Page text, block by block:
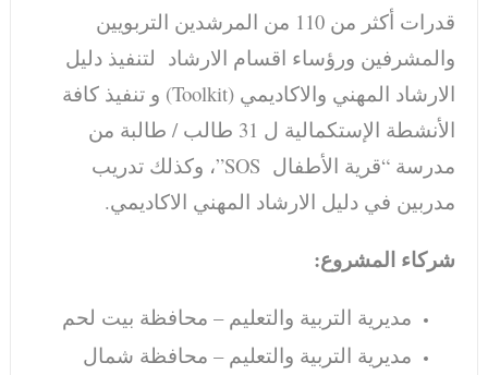
قدرات أكثر من 110 من المرشدين التربويين
والمشرفين ورؤساء اقسام الارشاد لتنفيذ دليل
الارشاد المهني والاكاديمي (Toolkit) و تنفيذ كافة
الأنشطة الإستكمالية ل 31 طالب / طالبة من
مدرسة “قرية الأطفال SOS”، وكذلك تدريب
مدربين في دليل الارشاد المهني الاكاديمي.
شركاء المشروع:
مديرية التربية والتعليم – محافظة بيت لحم
مديرية التربية والتعليم – محافظة شمال